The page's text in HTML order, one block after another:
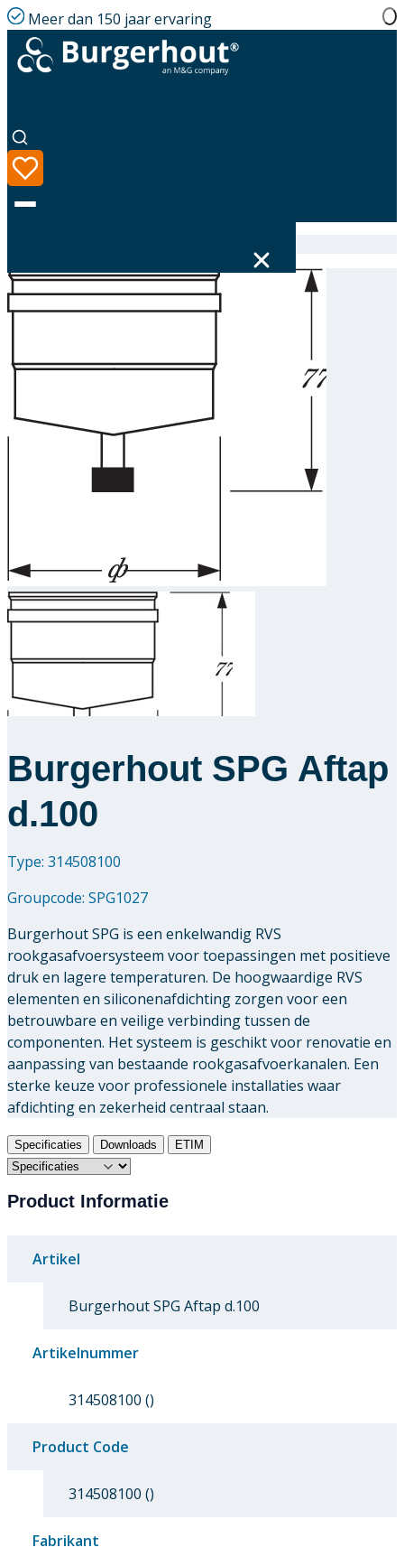
Meer dan 150 jaar ervaring
Taal
Downloads
Contact
Burgerhout SPG Aftap
d.100
Type: 314508100
Groupcode: SPG1027
Burgerhout SPG is een enkelwandig RVS
rookgasafvoersysteem voor toepassingen met positieve
druk en lagere temperaturen. De hoogwaardige RVS
elementen en siliconenafdichting zorgen voor een
betrouwbare en veilige verbinding tussen de
componenten. Het systeem is geschikt voor renovatie en
aanpassing van bestaande rookgasafvoerkanalen. Een
sterke keuze voor professionele installaties waar
afdichting en zekerheid centraal staan.
Specificaties Downloads ETIM
Product Informatie
Artikel
Burgerhout SPG Aftap d.100
Artikelnummer
314508100 ()
Product Code
314508100 ()
Fabrikant